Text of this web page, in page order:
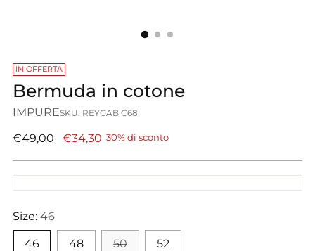
IN OFFERTA
Bermuda in cotone
IMPURESKU: REYGAB C68
Prezzo
€49,00 €34,30 30% di sconto
Size: 46
46
48 50 52